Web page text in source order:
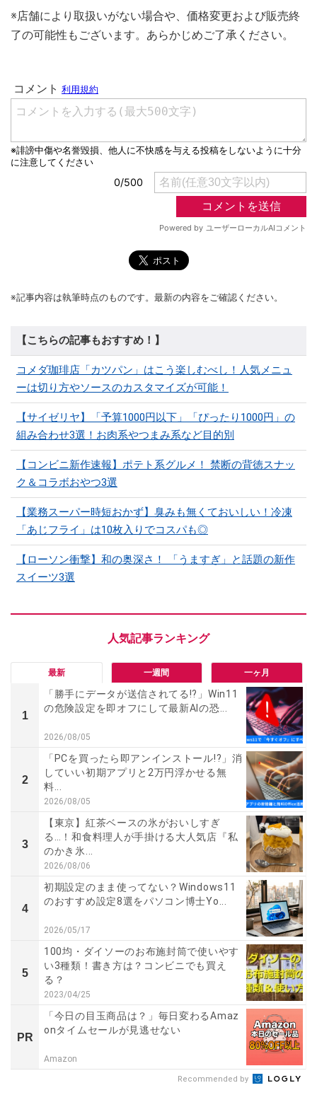
※店舗により取扱いがない場合や、価格変更および販売終
了の可能性もございます。あらかじめご了承ください。
※記事内容は執筆時点のものです。最新の内容をご確認ください。
【こちらの記事もおすすめ！】
コメダ珈琲店「カツパン」はこう楽しむべし！人気メニュ
ーは切り方やソースのカスタマイズが可能！
【サイゼリヤ】「予算1000円以下」「ぴったり1000円」の
組み合わせ3選！お肉系やつまみ系など目的別
【コンビニ新作速報】ポテト系グルメ！ 禁断の背徳スナッ
ク＆コラボおやつ3選
【業務スーパー時短おかず】臭みも無くておいしい！冷凍
「あじフライ」は10枚入りでコスパも◎
【ローソン衝撃】和の奥深さ！ 「うますぎ」と話題の新作
スイーツ3選
最新 一週間 一ヶ月
1
「勝手にデータが送信されてる!?」Win11
の危険設定を即オフにして最新AIの恐...
2026/08/05
2
「PCを買ったら即アンインストール!?」消
していい初期アプリと2万円浮かせる無
料...
2026/08/05
3
【東京】紅茶ベースの氷がおいしすぎ
る…！和食料理人が手掛ける大人気店『私
のかき氷...
2026/08/06
4
初期設定のまま使ってない？Windows11
のおすすめ設定8選をパソコン博士Yo...
2026/05/17
5
100均・ダイソーのお布施封筒で使いやす
い3種類！書き方は？コンビニでも買え
る？
2023/04/25
PR
「今日の目玉商品は？」毎日変わるAmaz
onタイムセールが見逃せない
Amazon
Recommended by